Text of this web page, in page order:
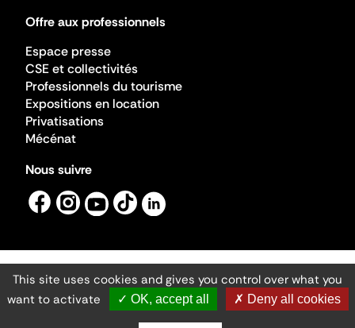
Offre aux professionnels
Espace presse
CSE et collectivités
Professionnels du tourisme
Expositions en location
Privatisations
Mécénat
Nous suivre
Mentions légales
Gestion des cookies
Accessibilité numérique
Ministère de la Culture ©2026
- Cité de l'architecture et du patrimoine
This site uses cookies and gives you control over what you
want to activate
✓ OK, accept all ✗ Deny all cookies